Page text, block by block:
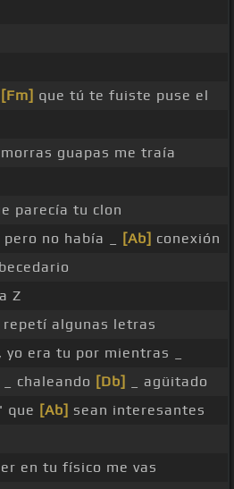
[Fm] que tú te fuiste puse el
guapas me traía
parecía tu clon
no había _ [Ab] conexión
Z
repetí algunas letras
yo era tu por mientras _
chaleando [Db]
_ agüitado
que [Ab] sean interesantes
en tu físico me vas